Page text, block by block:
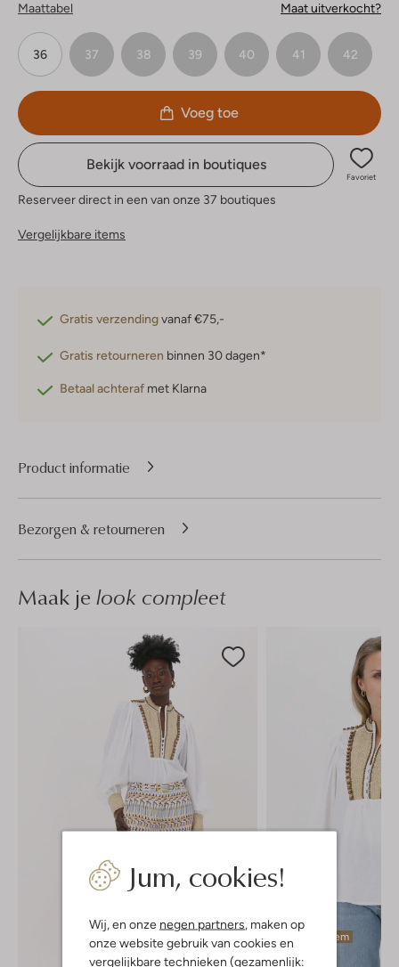
Jum, cookies!
Wij, en onze negen partners , maken op
onze website gebruik van cookies en
vergelijkbare technieken (gezamenlijk:
Maattabel Maat uitverkocht?
36 37 38 39 40 41 42
Voeg toe
Bekijk voorraad in boutiques
Favoriet
Reserveer direct in een van onze 37 boutiques
Vergelijkbare items
Gratis verzendingvanaf €75,-
Gratis retourneren binnen 30 dagen*
Betaal achteraf met Klarna
Product informatie
Bezorgen & retourneren
Maak je look compleet
Laatste item
-60%